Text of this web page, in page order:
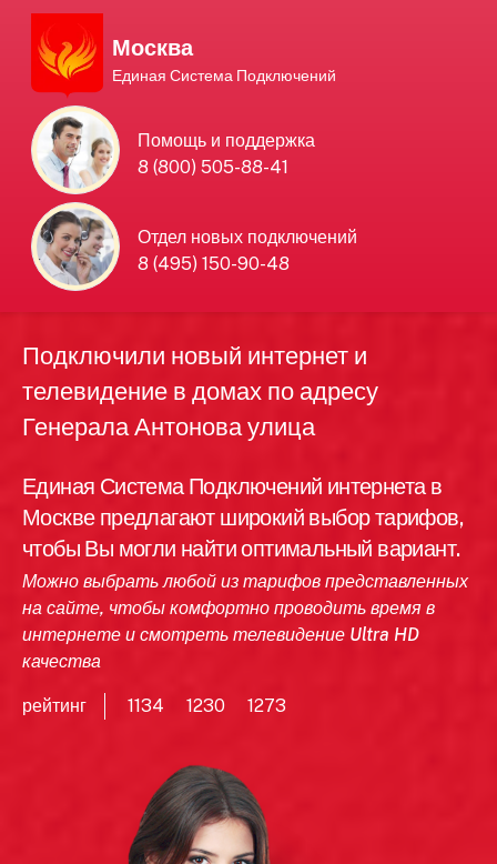
Москва
Единая Система Подключений
Помощь и поддержка
8 (800) 505-88-41
Отдел новых подключений
8 (495) 150-90-48
Единая Система
Подключений
нового интернета и
телевидения в Москве
Подключили новый интернет и
телевидение в домах по адресу
Генерала Антонова улица
Единая Система Подключений интернета в
Москве предлагают широкий выбор тарифов,
чтобы Вы могли найти оптимальный вариант.
Можно выбрать любой из тарифов представленных
на сайте, чтобы комфортно проводить время в
интернете и смотреть телевидение Ultra HD
качества
рейтинг 1134 1230 1273